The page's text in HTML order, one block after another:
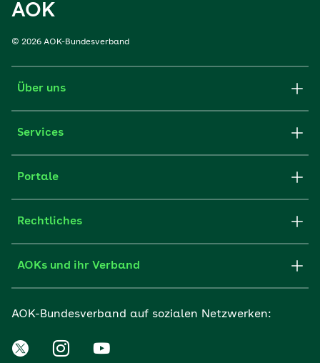
AOK
© 2026 AOK-Bundesverband
Über uns
Services
Portale
Rechtliches
AOKs und ihr Verband
AOK-Bundesverband auf sozialen Netzwerken: